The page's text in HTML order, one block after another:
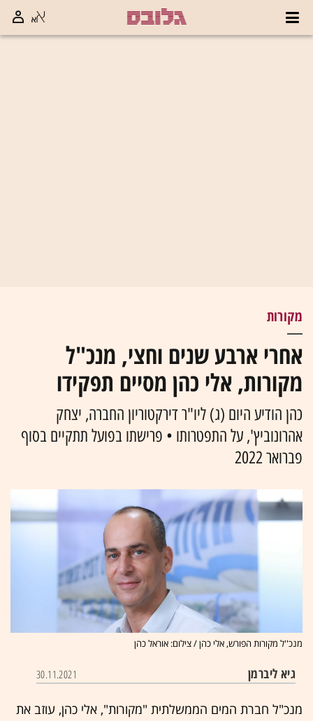
מקורות
אחרי ארבע שנים וחצי, מנכ"ל
מקורות, אלי כהן מסיים תפקידו
כהן הודיע היום (ג) ליו"ר דירקטוריון החברה, יצחק
אהרונוביץ', על התפטרותו • פרישתו בפועל תתקיים בסוף
פברואר 2022
מנכ''ל מקורות הפורש, אלי כהן / צילום: אוראל כהן
גיא ליברמן 30.11.2021
מנכ"ל חברת המים הממשלתית "מקורות", אלי כהן, עוזב את